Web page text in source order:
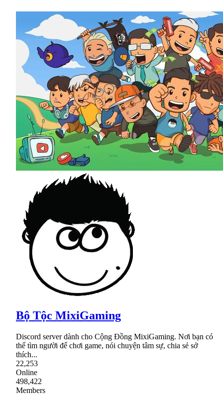
Bộ Tộc MixiGaming
Discord server dành cho Cộng Đồng MixiGaming. Nơi bạn có
thể tìm người để chơi game, nói chuyện tâm sự, chia sẻ sở
thích...
22,253
Online
498,422
Members